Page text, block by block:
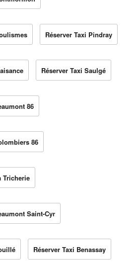
Réserver Taxi Pindray
Réserver Taxi Saulgé
86
86
Tricherie
Saint-Cyr
Réserver Taxi Benassay